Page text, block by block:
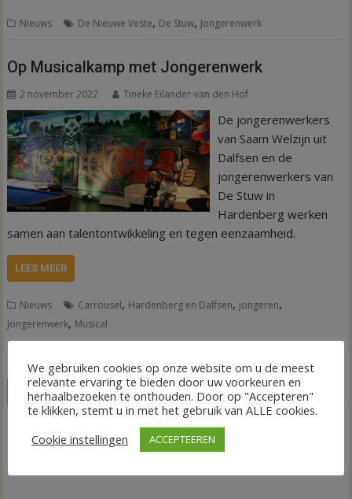
Nieuws De Nieuwe Veste, De Stuw, Jongerenwerk
Op Musicalkamp met Jongerenwerk
2 november 2022 Tineke Eilander-van den Hof
De jongerenwerkers
van Saam Welzijn uit
Dalfsen en de
jongerenwerkers van
De Stuw in
Hardenberg werken
samen aan talentontwikkeling en tegen eenzaamheid.
LEES MEER
Nieuws Carrousel, Hardenberg en Dalfsen, jongeren,
Jongerenwerk, Musical
LIVE
We gebruiken cookies op onze website om u de meest
relevante ervaring te bieden door uw voorkeuren en
herhaalbezoeken te onthouden. Door op "Accepteren"
te klikken, stemt u in met het gebruik van ALLE cookies.
Cookie instellingen
ACCEPTEEREN